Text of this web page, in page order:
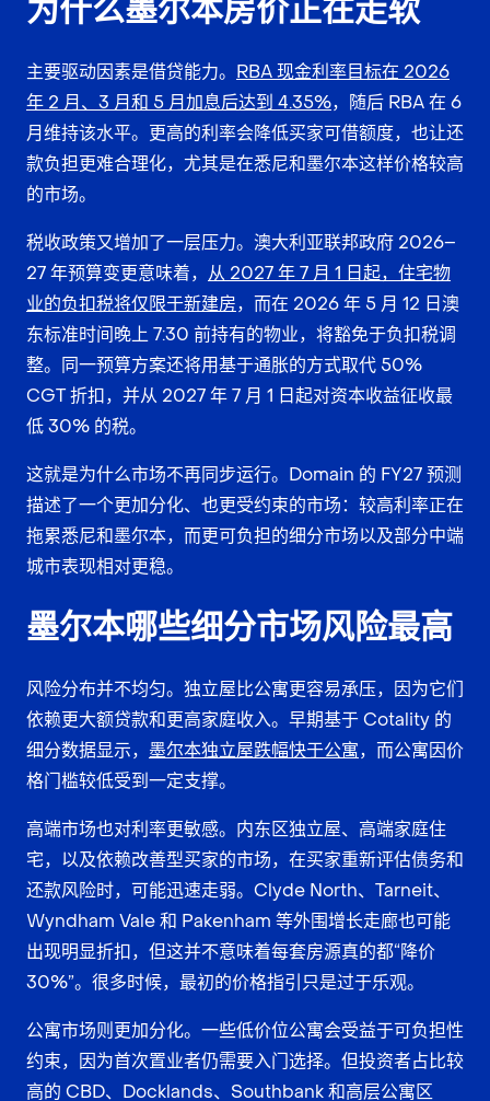
为什么墨尔本房价正在走软
主要驱动因素是借贷能力。 RBA 现金利率目标在 2026
年 2 月、3 月和 5 月加息后达到 4.35%，随后 RBA 在 6
月维持该水平。更高的利率会降低买家可借额度，也让还
款负担更难合理化，尤其是在悉尼和墨尔本这样价格较高
的市场。
税收政策又增加了一层压力。澳大利亚联邦政府 2026–
27 年预算变更意味着， 从 2027 年 7 月 1 日起，住宅物
业的负扣税将仅限于新建房，而在 2026 年 5 月 12 日澳
东标准时间晚上 7:30 前持有的物业，将豁免于负扣税调
整。同一预算方案还将用基于通胀的方式取代 50%
CGT 折扣，并从 2027 年 7 月 1 日起对资本收益征收最
低 30% 的税。
这就是为什么市场不再同步运行。Domain 的 FY27 预测
描述了一个更加分化、也更受约束的市场：较高利率正在
拖累悉尼和墨尔本，而更可负担的细分市场以及部分中端
城市表现相对更稳。
墨尔本哪些细分市场风险最高
风险分布并不均匀。独立屋比公寓更容易承压，因为它们
依赖更大额贷款和更高家庭收入。早期基于 Cotality 的
细分数据显示， 墨尔本独立屋跌幅快于公寓，而公寓因价
格门槛较低受到一定支撑。
高端市场也对利率更敏感。内东区独立屋、高端家庭住
宅，以及依赖改善型买家的市场，在买家重新评估债务和
还款风险时，可能迅速走弱。Clyde North、Tarneit、
Wyndham Vale 和 Pakenham 等外围增长走廊也可能
出现明显折扣，但这并不意味着每套房源真的都“降价
30%”。很多时候，最初的价格指引只是过于乐观。
公寓市场则更加分化。一些低价位公寓会受益于可负担性
约束，因为首次置业者仍需要入门选择。但投资者占比较
高的 CBD、Docklands、Southbank 和高层公寓区